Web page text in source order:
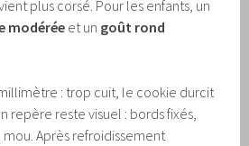
plus corsé. Pour les enfants, un
modéréeet un goût rond
: trop cuit, le cookie durcit
repère reste visuel : bords fixés,
Après refroidissement